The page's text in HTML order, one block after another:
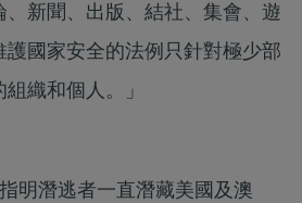
新聞、出版、結社、集會、遊
國家安全的法例只針對極少部
織和個人。」
明潛逃者一直潛藏美國及澳